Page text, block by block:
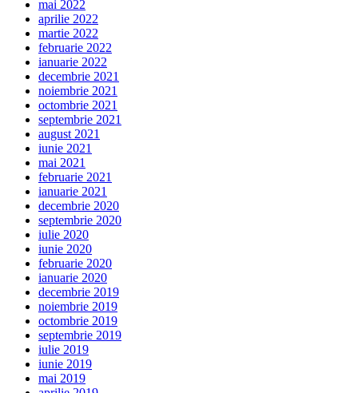
mai 2022
aprilie 2022
martie 2022
februarie 2022
ianuarie 2022
decembrie 2021
noiembrie 2021
octombrie 2021
septembrie 2021
august 2021
iunie 2021
mai 2021
februarie 2021
ianuarie 2021
decembrie 2020
septembrie 2020
iulie 2020
iunie 2020
februarie 2020
ianuarie 2020
decembrie 2019
noiembrie 2019
octombrie 2019
septembrie 2019
iulie 2019
iunie 2019
mai 2019